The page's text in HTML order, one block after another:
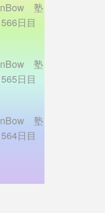
塾
日目
塾
日目
塾
日目